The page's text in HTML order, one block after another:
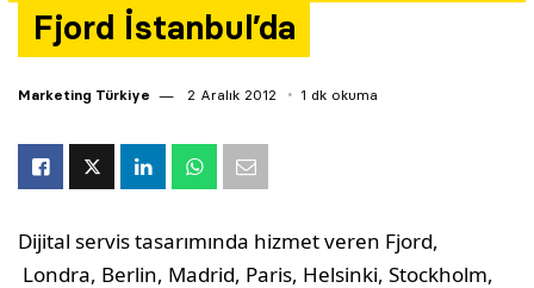
Fjord İstanbul’da
Marketing Türkiye 2 Aralık 2012 1 dk okuma
Dijital servis tasarımında hizmet veren Fjord,
Londra, Berlin, Madrid, Paris, Helsinki, Stockholm,
Yazarlar
Araştırma